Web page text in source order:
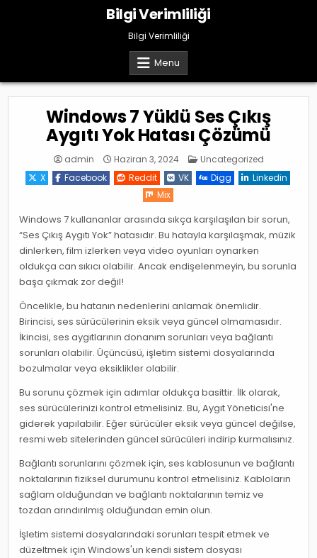
Bilgi Verimliliği
Bilgi Verimliliği
Menu
Windows 7 Yüklü Ses Çıkış
Aygıtı Yok Hatası Çözümü
admin Haziran 3, 2024 Posted
Uncategorized
X
Facebook Reddit VK Digg
Linkedin
Mix
Windows 7 kullananlar arasında sıkça karşılaşılan bir sorun,
“Ses Çıkış Aygıtı Yok” hatasıdır. Bu hatayla karşılaşmak, müzik
dinlerken, film izlerken veya video oyunları oynarken
oldukça can sıkıcı olabilir. Ancak endişelenmeyin, bu sorunla
başa çıkmak zor değil!
Öncelikle, bu hatanın nedenlerini anlamak önemlidir.
Birincisi, ses sürücülerinin eksik veya güncel olmamasıdır.
İkincisi, ses aygıtlarının donanım sorunları veya bağlantı
sorunları olabilir. Üçüncüsü, işletim sistemi dosyalarında
bozulmalar veya eksiklikler olabilir.
Bu sorunu çözmek için adımlar oldukça basittir. İlk olarak,
ses sürücülerinizi kontrol etmelisiniz. Bu, Aygıt Yöneticisi'ne
giderek yapılabilir. Eğer sürücüler eksik veya güncel değilse,
resmi web sitelerinden güncel sürücüleri indirip kurmalısınız.
Bağlantı sorunlarını çözmek için, ses kablosunun ve bağlantı
noktalarının fiziksel durumunu kontrol etmelisiniz. Kabloların
sağlam olduğundan ve bağlantı noktalarının temiz ve
tozdan arındırılmış olduğundan emin olun.
İşletim sistemi dosyalarındaki sorunları tespit etmek ve
düzeltmek için Windows'un kendi sistem dosyası